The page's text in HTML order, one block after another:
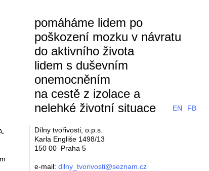
pomáháme lidem po
poškození mozku v návratu
do aktivního života
lidem s duševním
onemocněním
na cestě z izolace a
nelehké životní situace
FB
EN
Dílny tvořivosti, o.p.s.
Karla Engliše 1498/13
150 00 Praha 5
e-mail: dilny_tvorivosti@seznam.cz